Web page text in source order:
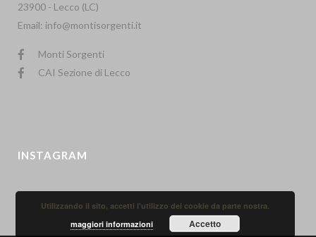
23900 - Lecco (LC)
Email: info@montisorgenti.it
Monti Sorgenti
CAI Sezione di Lecco
INSTAGRAM
Utilizzando il sito, accetti l'utilizzo dei cookie da parte nostra.
maggiori informazioni
Accetto